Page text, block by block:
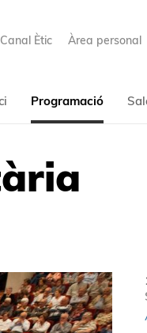
Canal Ètic Àrea personal
Programació